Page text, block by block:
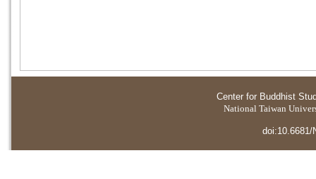
Center for Buddhist
National Taiwan
doi:10.6681/